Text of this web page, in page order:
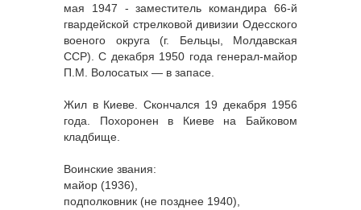
мая 1947 - заместитель командира 66-й
гвардейской стрелковой дивизии Одесского
военого округа (г. Бельцы, Молдавская
ССР). С декабря 1950 года генерал-майор
П.М. Волосатых — в запасе.
Жил в Киеве. Скончался 19 декабря 1956
года. Похоронен в Киеве на Байковом
кладбище.
Воинские звания:
майор (1936),
подполковник (не позднее 1940),